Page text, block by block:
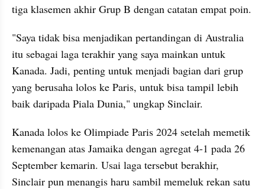
tiga klasemen akhir Grup B dengan catatan empat poin.
"Saya tidak bisa menjadikan pertandingan di Australia
itu sebagai laga terakhir yang saya mainkan untuk
Kanada. Jadi, penting untuk menjadi bagian dari grup
yang berusaha lolos ke Paris, untuk bisa tampil lebih
baik daripada Piala Dunia," ungkap Sinclair.
Kanada lolos ke Olimpiade Paris 2024 setelah memetik
kemenangan atas Jamaika dengan agregat 4-1 pada 26
September kemarin. Usai laga tersebut berakhir,
Sinclair pun menangis haru sambil memeluk rekan satu